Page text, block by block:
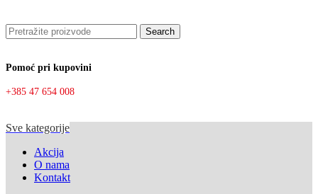
Search
Pomoć pri kupovini
+385 47 654 008
Sve kategorije
Akcija
O nama
Kontakt